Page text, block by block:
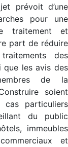
prévoit d’une
pour une
traitement et
part de réduire
des
que les avis des
de la
soient
cas particuliers
du public
immeubles
et